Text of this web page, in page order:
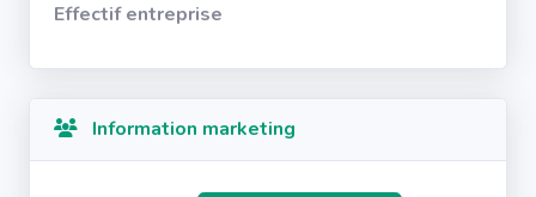
Effectif entreprise
Information marketing